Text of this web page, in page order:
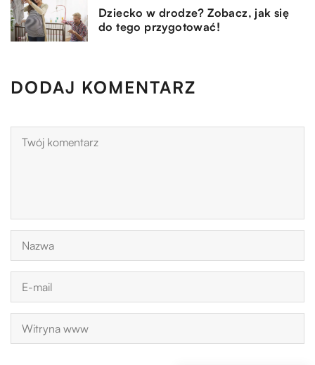
Dziecko w drodze? Zobacz, jak się
do tego przygotować!
DODAJ KOMENTARZ